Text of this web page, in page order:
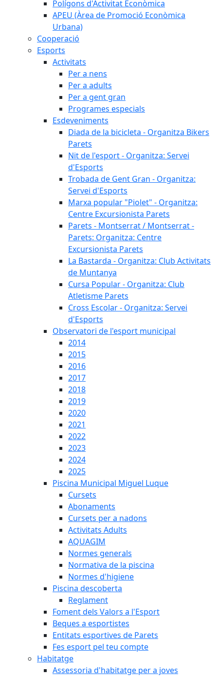
Polígons d'Activitat Econòmica
APEU (Àrea de Promoció Econòmica
Urbana)
Cooperació
Esports
Activitats
Per a nens
Per a adults
Per a gent gran
Programes especials
Esdeveniments
Diada de la bicicleta - Organitza Bikers
Parets
Nit de l'esport - Organitza: Servei
d'Esports
Trobada de Gent Gran - Organitza:
Servei d'Esports
Marxa popular "Piolet" - Organitza:
Centre Excursionista Parets
Parets - Montserrat / Montserrat -
Parets: Organitza: Centre
Excursionista Parets
La Bastarda - Organitza: Club Activitats
de Muntanya
Cursa Popular - Organitza: Club
Atletisme Parets
Cross Escolar - Organitza: Servei
d'Esports
Observatori de l'esport municipal
2014
2015
2016
2017
2018
2019
2020
2021
2022
2023
2024
2025
Piscina Municipal Miguel Luque
Cursets
Abonaments
Cursets per a nadons
Activitats Adults
AQUAGIM
Normes generals
Normativa de la piscina
Normes d'higiene
Piscina descoberta
Reglament
Foment dels Valors a l'Esport
Beques a esportistes
Entitats esportives de Parets
Fes esport pel teu compte
Habitatge
Assessoria d'habitatge per a joves